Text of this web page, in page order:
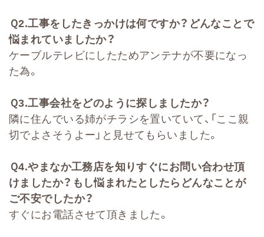
Ｑ2.工事をしたきっかけは何ですか？どんなことで
悩まれていましたか？
ケーブルテレビにしたためアンテナが不要になっ
た為。
Ｑ3.工事会社をどのように探しましたか？
隣に住んでいる姉がチラシを置いていて、「ここ親
切でよさそうよー」と見せてもらいました。
Ｑ4.やまなか工務店を知りすぐにお問い合わせ頂
けましたか？もし悩まれたとしたらどんなことが
ご不安でしたか？
すぐにお電話させて頂きました。